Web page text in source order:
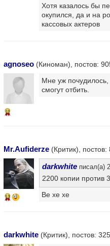
Хотя казалось бы
окупился, да и на
кассовых актеров
agnoseo (Киноман), постов:
11
Мне уж
смогут отбить.
Mr.Aufiderze (Критик), постов:
13
darkwhite писал(а)
2200 копии против
Ве хе хе
darkwhite (Критик), постов: